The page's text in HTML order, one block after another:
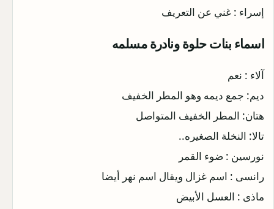
إسراء : غني عن التعريف
اسماء بنات حلوة ونادرة مسلمه
آلاء : نعم
ديم: جمع ديمه وهو المطر الخفيف
هتان: المطر الخفيف المتواصل
تالا: النخلة الصغيره..
نورسين : ضوء القمر
رانسى : اسم غزال ويقال اسم نهر أيضا
ماذى : العسل الأبيض